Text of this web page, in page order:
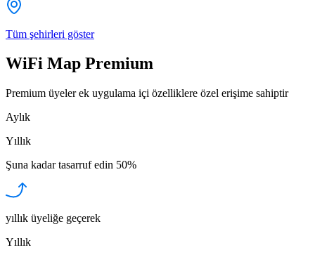
Tüm şehirleri göster
WiFi Map Premium
Premium üyeler ek uygulama içi özelliklere özel erişime sahiptir
Aylık
Yıllık
Şuna kadar tasarruf edin 50%
yıllık üyeliğe geçerek
Yıllık